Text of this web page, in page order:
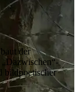
der
bildpoetischer